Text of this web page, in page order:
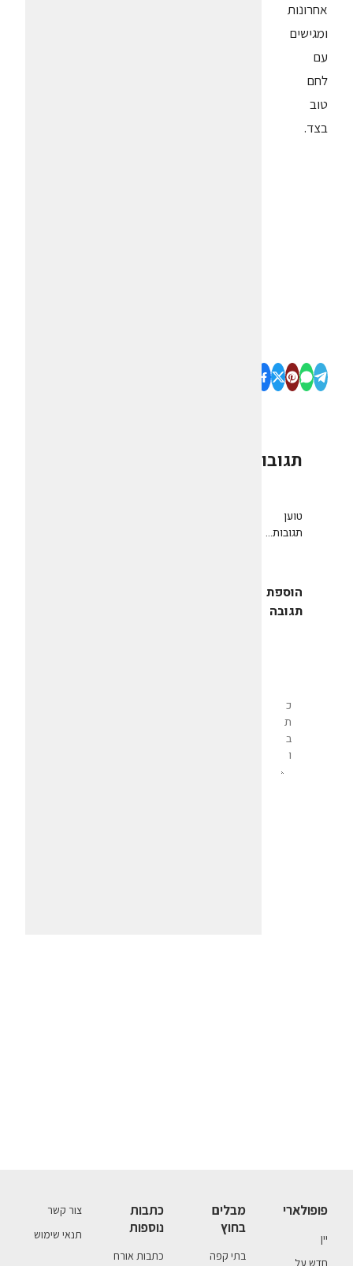
אחרונות
ומגישים
עם
לחם
טוב
בצד.
תגובות
טוען
תגובות...
הוספת
תגובה
פופולארי
יין
חדש על
מבלים
בחוץ
בתי קפה
כתבות
נוספות
כתבות אורח
צור קשר
תנאי שימוש